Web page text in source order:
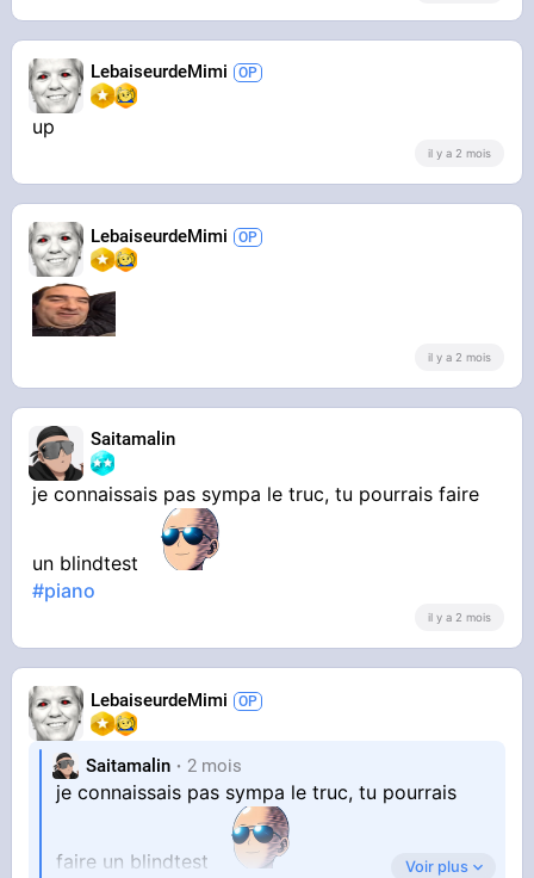
LebaiseurdeMimi
up
il y a 2 mois
LebaiseurdeMimi
il y a 2 mois
Saitamalin
je connaissais pas sympa le truc, tu pourrais faire
un blindtest
#piano
il y a 2 mois
LebaiseurdeMimi
Saitamalin 2 mois
je connaissais pas sympa le truc, tu pourrais
faire un blindtest
Voir plus